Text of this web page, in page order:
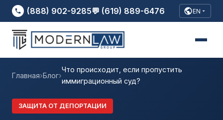
(888) 902-9285💬 (619) 889-6476 EN
Главная›Блог›
Что происходит, если пропустить
иммиграционный суд?
ЗАЩИТА ОТ ДЕПОРТАЦИИ